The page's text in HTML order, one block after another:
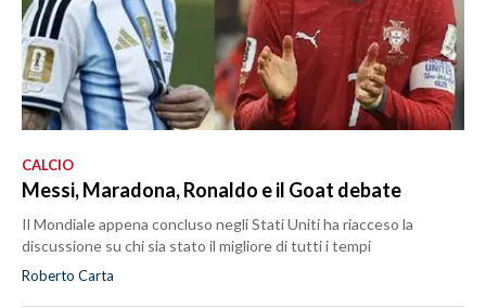
CALCIO
Messi, Maradona, Ronaldo e il Goat debate
Il Mondiale appena concluso negli Stati Uniti ha riacceso la
discussione su chi sia stato il migliore di tutti i tempi
Roberto Carta